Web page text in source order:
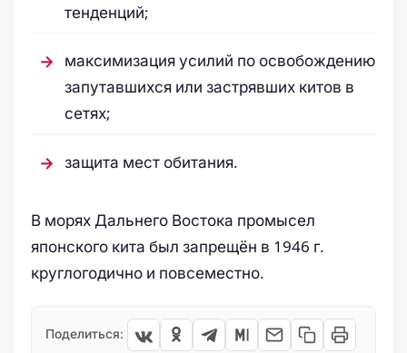
тенденций;
максимизация усилий по освобождению
запутавшихся или застрявших китов в
сетях;
защита мест обитания.
В морях Дальнего Востока промысел
японского кита был запрещён в 1946 г.
круглогодично и повсеместно.
Поделиться: